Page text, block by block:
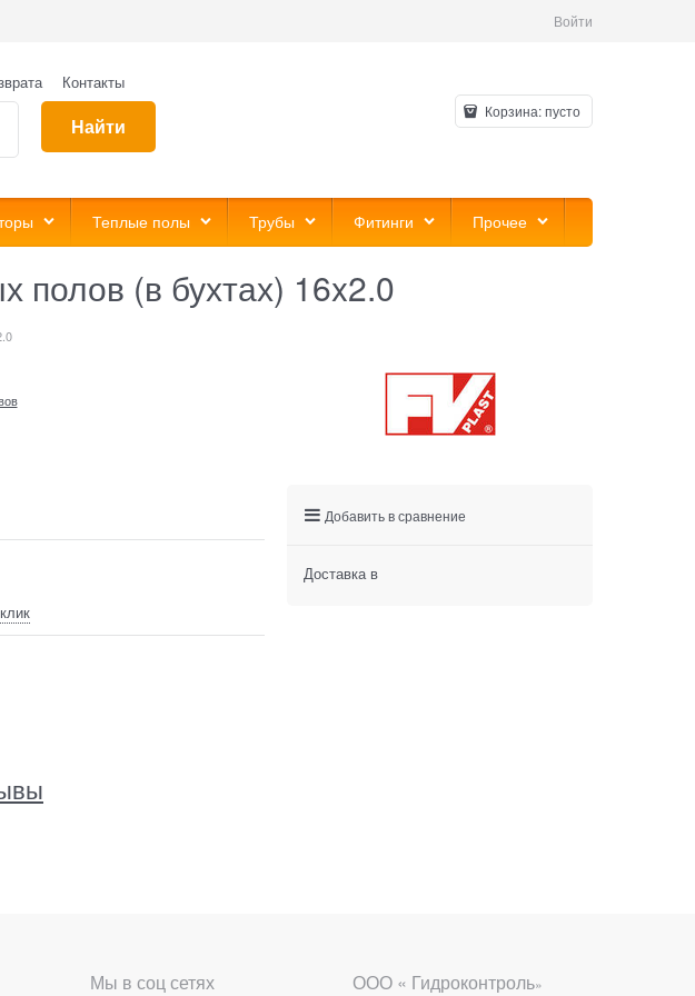
Войти
Контакты
Найти
Корзина:пусто
Теплые полы Трубы Фитинги Прочее
полов (в бухтах) 16x2.0
Добавить в сравнение
Доставка в
Мы в соц сетях ООО « Гидроконтроль»